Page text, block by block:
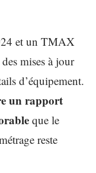
et un TMAX
mises à jour
d’équipement.
un rapport
que le
reste